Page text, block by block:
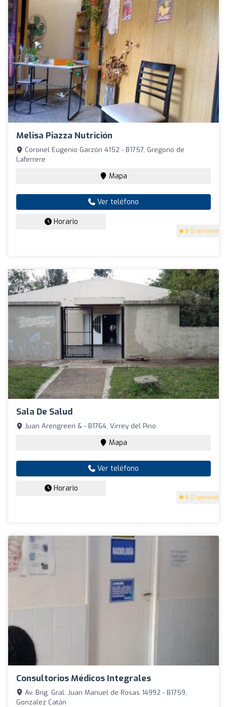
Melisa Piazza Nutrición
5 (2 opiniones)
Coronel Eugenio Garzón 4152 - B1757, Gregorio de
Laferrere
Mapa
Ver teléfono
Horario
Sala De Salud
5 (2 opiniones)
Juan Arengreen & - B1764, Virrey del Pino
Mapa
Ver teléfono
Horario
Consultorios Médicos Integrales
Av. Brig. Gral. Juan Manuel de Rosas 14992 - B1759,
Gonzalez Catán